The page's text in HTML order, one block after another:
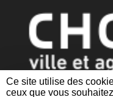
Ce site utilise des
ceux que vous